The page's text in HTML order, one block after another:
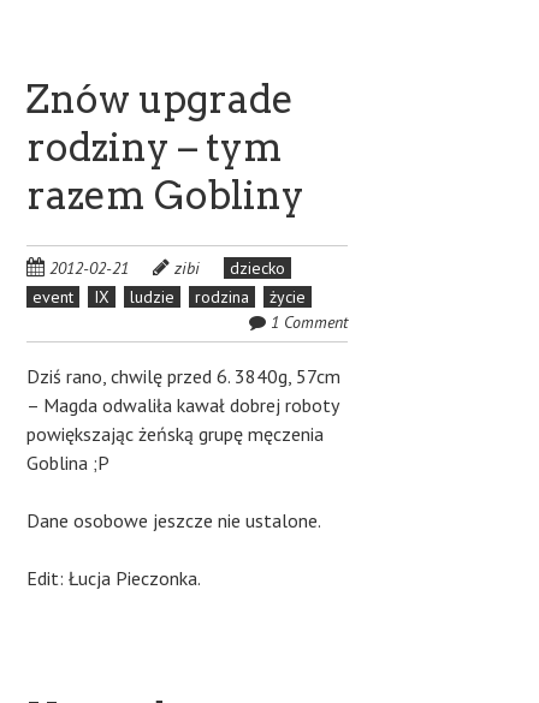
Znów upgrade
rodziny – tym
razem Gobliny
2012-02-21 zibi
dziecko
event
IX ludzie rodzina
życie
1 Comment
Dziś rano, chwilę przed 6. 3840g, 57cm
– Magda odwaliła kawał dobrej roboty
powiększając żeńską grupę męczenia
Goblina ;P
Dane osobowe jeszcze nie ustalone.
Edit: Łucja Pieczonka.